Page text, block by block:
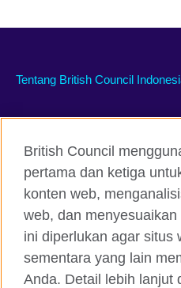
Tentang British Council
Facebook
Twitter
British Council global
British Council
pertama dan ketiga
konten web,
web, dan
ini diperlukan agar situs
sementara yang lain
Anda. Detail lebih lanjut